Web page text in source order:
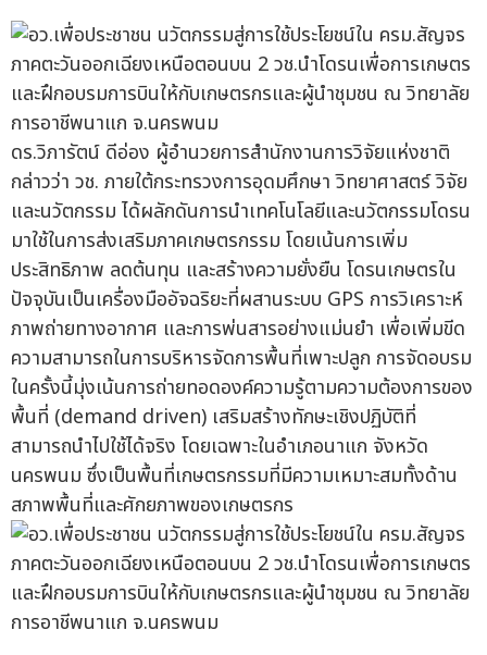
ดร.วิภารัตน์ ดีอ่อง ผู้อำนวยการสำนักงานการวิจัยแห่งชาติ
กล่าวว่า วช. ภายใต้กระทรวงการอุดมศึกษา วิทยาศาสตร์ วิจัย
และนวัตกรรม ได้ผลักดันการนำเทคโนโลยีและนวัตกรรมโดรน
มาใช้ในการส่งเสริมภาคเกษตรกรรม โดยเน้นการเพิ่ม
ประสิทธิภาพ ลดต้นทุน และสร้างความยั่งยืน โดรนเกษตรใน
ปัจจุบันเป็นเครื่องมืออัจฉริยะที่ผสานระบบ GPS การวิเคราะห์
ภาพถ่ายทางอากาศ และการพ่นสารอย่างแม่นยำ เพื่อเพิ่มขีด
ความสามารถในการบริหารจัดการพื้นที่เพาะปลูก การจัดอบรม
ในครั้งนี้มุ่งเน้นการถ่ายทอดองค์ความรู้ตามความต้องการของ
พื้นที่ (demand driven) เสริมสร้างทักษะเชิงปฏิบัติที่
สามารถนำไปใช้ได้จริง โดยเฉพาะในอำเภอนาแก จังหวัด
นครพนม ซึ่งเป็นพื้นที่เกษตรกรรมที่มีความเหมาะสมทั้งด้าน
สภาพพื้นที่และศักยภาพของเกษตรกร